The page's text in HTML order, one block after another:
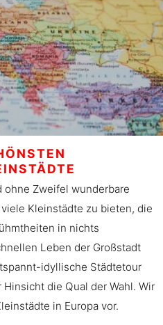
ohne Zweifel wunderbare
Kleinstädte zu bieten, die
in nichts
Leben der Großstadt
idyllische Städtetour
die Qual der Wahl. Wir
in Europa vor.